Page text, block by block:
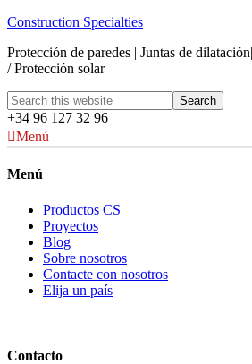
Construction Specialties
Protección de paredes | Juntas de
/ Protección solar
+34 96 127 32 96
Menú
Menú
Productos CS
Proyectos
Blog
Sobre nosotros
Contacte con nosotros
Elija un país
Contacto